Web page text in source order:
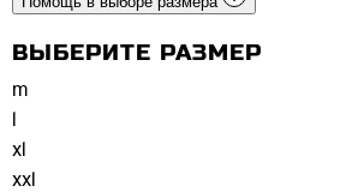
ВЫБЕРИТЕ РАЗМЕР
m
xl
xxl